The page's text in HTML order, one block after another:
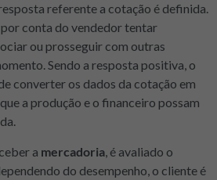
referente a cotação é definida.
conta do vendedor tentar
ou prosseguir com outras
Sendo a resposta positiva, o
converter os dados da cotação em
a produção e o financeiro possam
a mercadoria , é avaliado o
do desempenho, o cliente é